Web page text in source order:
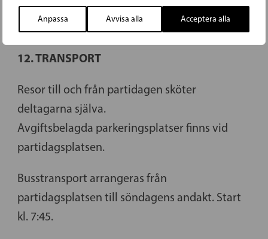
Anpassa Avvisa alla Acceptera alla
till delegater samt deltagare med
yttranderätt.
12. TRANSPORT
Resor till och från partidagen sköter
deltagarna själva.
Avgiftsbelagda parkeringsplatser finns vid
partidagsplatsen.
Busstransport arrangeras från
partidagsplatsen till söndagens andakt. Start
kl. 7:45.